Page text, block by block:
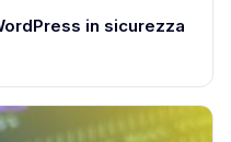
in sicurezza